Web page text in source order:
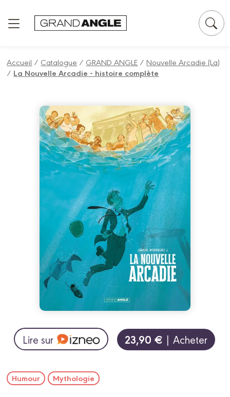
Accueil / Catalogue / GRAND ANGLE /Nouvelle Arcadie (La)
/ La Nouvelle Arcadie - histoire complète
Lire sur 23,90 € | Acheter
Humour Mythologie